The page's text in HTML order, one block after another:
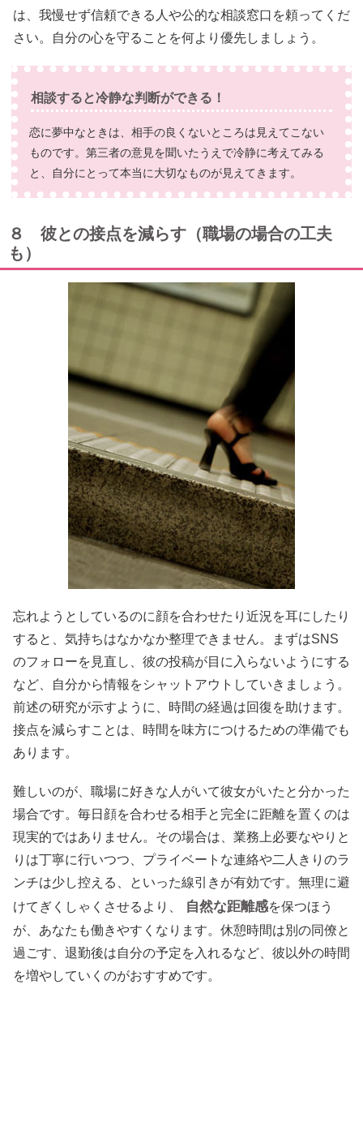
は、我慢せず信頼できる人や公的な相談窓口を頼ってくだ
さい。自分の心を守ることを何より優先しましょう。
相談すると冷静な判断ができる！
恋に夢中なときは、相手の良くないところは見えてこない
ものです。第三者の意見を聞いたうえで冷静に考えてみる
と、自分にとって本当に大切なものが見えてきます。
８ 彼との接点を減らす（職場の場合の工夫
も）
忘れようとしているのに顔を合わせたり近況を耳にしたり
すると、気持ちはなかなか整理できません。まずはSNS
のフォローを見直し、彼の投稿が目に入らないようにする
など、自分から情報をシャットアウトしていきましょう。
前述の研究が示すように、時間の経過は回復を助けます。
接点を減らすことは、時間を味方につけるための準備でも
あります。
難しいのが、職場に好きな人がいて彼女がいたと分かった
場合です。毎日顔を合わせる相手と完全に距離を置くのは
現実的ではありません。その場合は、業務上必要なやりと
りは丁寧に行いつつ、プライベートな連絡や二人きりのラ
ンチは少し控える、といった線引きが有効です。無理に避
けてぎくしゃくさせるより、
自然な距離感を保つほう
が、あなたも働きやすくなります。休憩時間は別の同僚と
過ごす、退勤後は自分の予定を入れるなど、彼以外の時間
を増やしていくのがおすすめです。